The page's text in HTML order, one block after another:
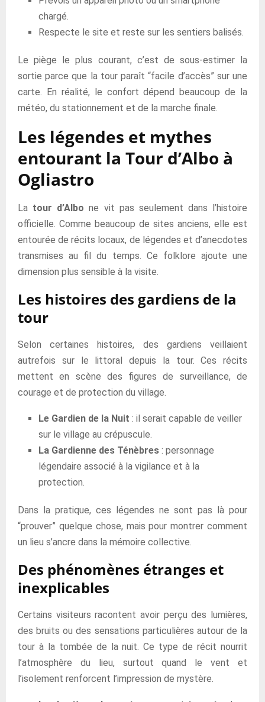
chargé.
Respecte le site et reste sur les sentiers balisés.
Le piège le plus courant, c’est de sous-estimer la
sortie parce que la tour paraît “facile d’accès” sur une
carte. En réalité, le confort dépend beaucoup de la
météo, du stationnement et de la marche finale.
Les légendes et mythes
entourant la Tour d’Albo à
Ogliastro
La tour d’Albo ne vit pas seulement dans l’histoire
officielle. Comme beaucoup de sites anciens, elle est
entourée de récits locaux, de légendes et d’anecdotes
transmises au fil du temps. Ce folklore ajoute une
dimension plus sensible à la visite.
Les histoires des gardiens de la
tour
Selon certaines histoires, des gardiens veillaient
autrefois sur le littoral depuis la tour. Ces récits
mettent en scène des figures de surveillance, de
courage et de protection du village.
Le Gardien de la Nuit : il serait capable de veiller
sur le village au crépuscule.
La Gardienne des Ténèbres : personnage
légendaire associé à la vigilance et à la
protection.
Dans la pratique, ces légendes ne sont pas là pour
“prouver” quelque chose, mais pour montrer comment
un lieu s’ancre dans la mémoire collective.
Des phénomènes étranges et
inexplicables
Certains visiteurs racontent avoir perçu des lumières,
des bruits ou des sensations particulières autour de la
tour à la tombée de la nuit. Ce type de récit nourrit
l’atmosphère du lieu, surtout quand le vent et
l’isolement renforcent l’impression de mystère.